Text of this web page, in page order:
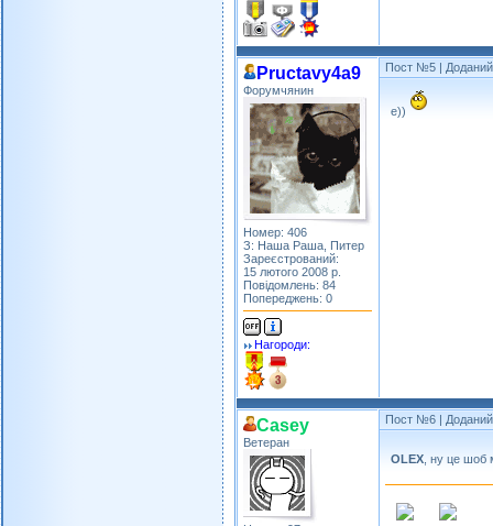
Pructavy4a9
Форумчянин
Номер: 406
З: Наша Раша, Питер
Зареєстрований:
15 лютого 2008 р.
Повідомлень: 84
Попереджень: 0
Нагороди:
Пост №5 |
е))
Casey
Ветеран
Пост №6 |
OLEX , ну це шоб